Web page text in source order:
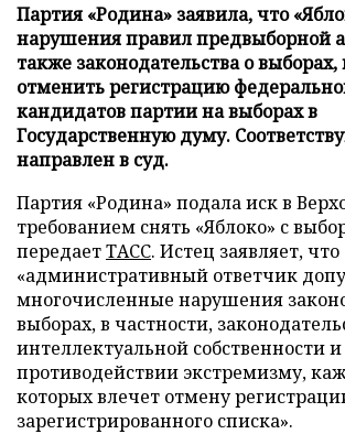
Партия «Родина» заявила, что
нарушения правил предвыборной
также законодательства о выборах,
отменить регистрацию
кандидатов партии на выборах в
Государственную думу.
направлен в суд.
Партия «Родина» подала иск в
требованием снять «Яблоко» с
передаетТАСС. Истец заявляет, что
«административный ответчик
многочисленные нарушения
выборах, в частности,
интеллектуальной собственности и
противодействии экстремизму,
которых влечет отмену
зарегистрированного списка».